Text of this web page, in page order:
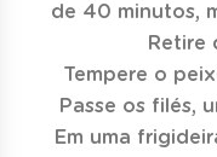
de 40 minutos,
Retire
Tempere o
Passe os filés,
Em uma